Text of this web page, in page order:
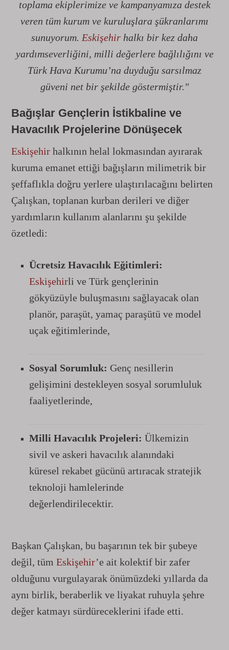
toplama ekiplerimize ve kampanyamıza destek
veren tüm kurum ve kuruluşlara şükranlarımı
sunuyorum. Eskişehir halkı bir kez daha
yardımseverliğini, milli değerlere bağlılığını ve
Türk Hava Kurumu’na duyduğu sarsılmaz
güveni net bir şekilde göstermiştir."
Bağışlar Gençlerin İstikbaline ve
Havacılık Projelerine Dönüşecek
Eskişehir halkının helal lokmasından ayırarak
kuruma emanet ettiği bağışların milimetrik bir
şeffaflıkla doğru yerlere ulaştırılacağını belirten
Çalışkan, toplanan kurban derileri ve diğer
yardımların kullanım alanlarını şu şekilde
özetledi:
Ücretsiz Havacılık Eğitimleri:
Eskişehirli ve Türk gençlerinin
gökyüzüyle buluşmasını sağlayacak olan
planör, paraşüt, yamaç paraşütü ve model
uçak eğitimlerinde,
Sosyal Sorumluk: Genç nesillerin
gelişimini destekleyen sosyal sorumluluk
faaliyetlerinde,
Milli Havacılık Projeleri: Ülkemizin
sivil ve askeri havacılık alanındaki
küresel rekabet gücünü artıracak stratejik
teknoloji hamlelerinde
değerlendirilecektir.
Başkan Çalışkan, bu başarının tek bir şubeye
değil, tüm Eskişehir’e ait kolektif bir zafer
olduğunu vurgulayarak önümüzdeki yıllarda da
aynı birlik, beraberlik ve liyakat ruhuyla şehre
değer katmayı sürdüreceklerini ifade etti.